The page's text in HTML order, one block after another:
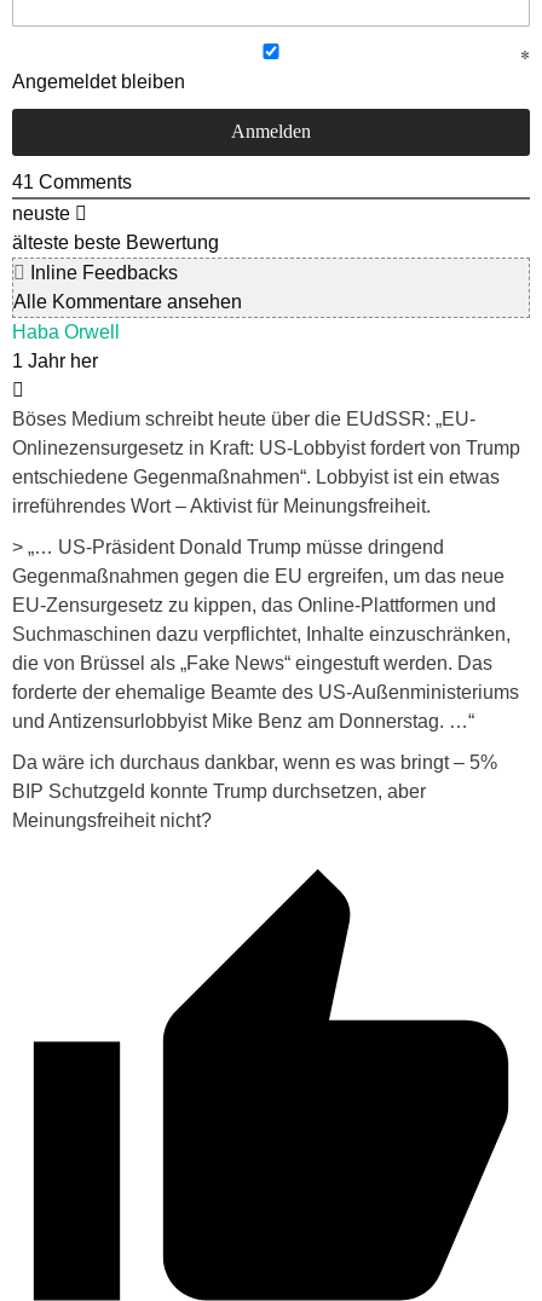
Angemeldet bleiben
41 Comments
neuste
älteste beste Bewertung
Inline Feedbacks
Alle Kommentare ansehen
Haba Orwell
1 Jahr her
Böses Medium schreibt heute über die EUdSSR: „EU-
Onlinezensurgesetz in Kraft: US-Lobbyist fordert von Trump
entschiedene Gegenmaßnahmen“. Lobbyist ist ein etwas
irreführendes Wort – Aktivist für Meinungsfreiheit.
> „… US-Präsident Donald Trump müsse dringend
Gegenmaßnahmen gegen die EU ergreifen, um das neue
EU-Zensurgesetz zu kippen, das Online-Plattformen und
Suchmaschinen dazu verpflichtet, Inhalte einzuschränken,
die von Brüssel als „Fake News“ eingestuft werden. Das
forderte der ehemalige Beamte des US-Außenministeriums
und Antizensurlobbyist Mike Benz am Donnerstag. …“
Da wäre ich durchaus dankbar, wenn es was bringt – 5%
BIP Schutzgeld konnte Trump durchsetzen, aber
Meinungsfreiheit nicht?